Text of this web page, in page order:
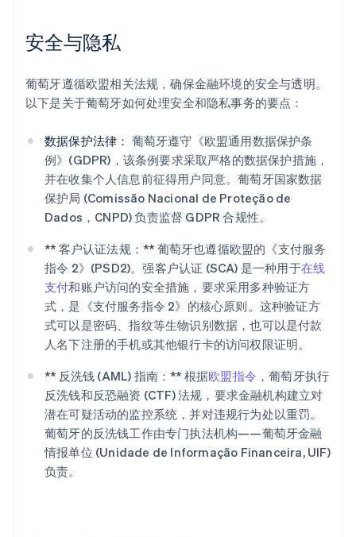
安全与隐私
葡萄牙遵循欧盟相关法规，确保金融环境的安全与透明。
以下是关于葡萄牙如何处理安全和隐私事务的要点：
数据保护法律： 葡萄牙遵守《欧盟通用数据保护条
例》(GDPR)，该条例要求采取严格的数据保护措施，
并在收集个人信息前征得用户同意。葡萄牙国家数据
保护局 (Comissão Nacional de Proteção de
Dados，CNPD) 负责监督 GDPR 合规性。
** 客户认证法规：** 葡萄牙也遵循欧盟的《支付服务
指令 2》(PSD2)。强客户认证 (SCA) 是一种用于在线
支付和账户访问的安全措施，要求采用多种验证方
式，是《支付服务指令 2》的核心原则。这种验证方
式可以是密码、指纹等生物识别数据，也可以是付款
人名下注册的手机或其他银行卡的访问权限证明。
** 反洗钱 (AML) 指南：** 根据欧盟指令 ，葡萄牙执行
反洗钱和反恐融资 (CTF) 法规，要求金融机构建立对
潜在可疑活动的监控系统，并对违规行为处以重罚。
葡萄牙的反洗钱工作由专门执法机构——葡萄牙金融
情报单位 (Unidade de Informação Financeira, UIF)
负责。